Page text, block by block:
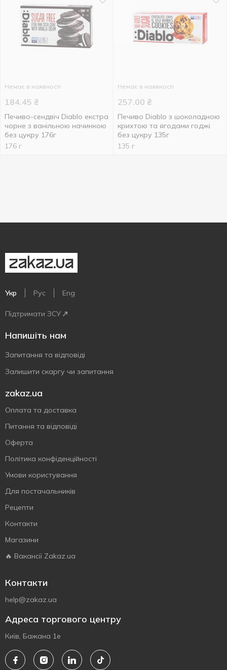
Немає в наявності
184.45 ₴
Печиво-сендвіч Diablo екстра
чорне з ванільною начинкою
без цукру 176г
176 г
Немає в наявності
257.00 ₴
Печиво Diablo з шоколадною
крихтою та ягодами годжі
без цукру 135г
135 г
Укр Рус Eng
Підтримати ЗСУ
Напишіть нам
Запитання та відповіді
Залишити скаргу чи запитання
zakaz.ua
Оплата та доставка
Питання та відповіді
Оферта
Політика конфіденційності
Умови користування
Для постачальників
Рецепти
Контакти
Магазини
🔥 Вакансії Zakaz.ua
Контакти
help@zakaz.ua
Адреса торгового центру
Київ, Бажана 1е